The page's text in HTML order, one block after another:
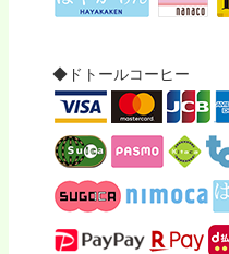
◆ドトールコーヒー